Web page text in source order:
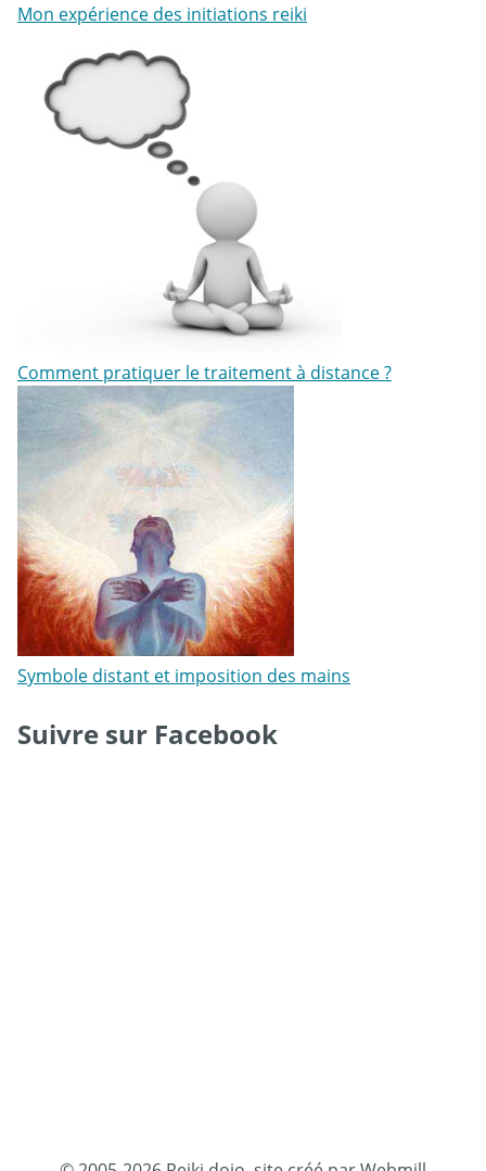
Mon expérience des initiations reiki
Comment pratiquer le traitement à distance ?
Symbole distant et imposition des mains
Suivre sur Facebook